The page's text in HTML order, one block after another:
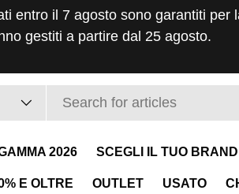
entro il 7 agosto sono garantiti per
gestiti a partire dal 25 agosto.
2026 SCEGLI IL TUO BRAND
E OLTRE OUTLET USATO